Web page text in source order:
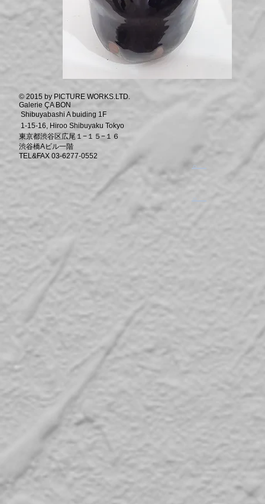
© 2015 by PICTURE WORKS.LTD.
Galerie ÇA BON
Shibuyabashi A buiding 1F
1-15-16, Hiroo Shibuyaku Tokyo
東京都渋谷区広尾１−１５−１６
渋谷橋Aビル一階
TEL&FAX 03-6277-0552
​。
​。